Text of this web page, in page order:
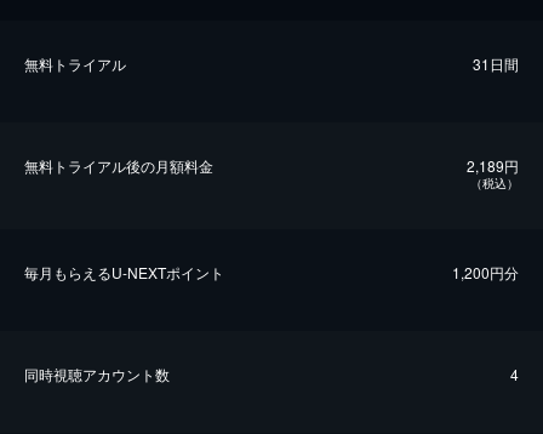
無料トライアル 31日間
無料トライアル後の⽉額料金 2,189円
（税込）
毎⽉もらえるU-NEXTポイント 1,200円分
同時視聴アカウント数 4